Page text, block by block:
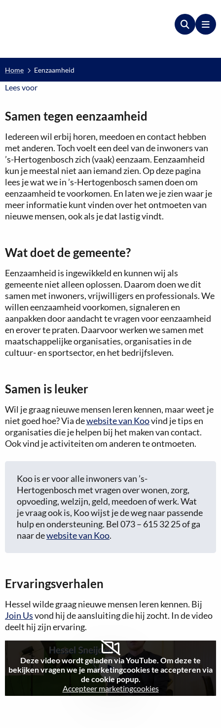
Zoeken
Home Eenzaamheid
Lees voorLees voor
Samen tegen eenzaamheid
Iedereen wil erbij horen, meedoen en contact hebben
met anderen. Toch voelt een deel van de inwoners van
’s-Hertogenbosch zich (vaak) eenzaam. Eenzaamheid
kun je meestal niet aan iemand zien. Op deze pagina
lees je wat we in ’s-Hertogenbosch samen doen om
eenzaamheid te voorkomen. En laten we je zien waar je
meer informatie kunt vinden over het ontmoeten van
nieuwe mensen, ook als je dat lastig vindt.
Wat doet de gemeente?
Eenzaamheid is ingewikkeld en kunnen wij als
gemeente niet alleen oplossen. Daarom doen we dit
samen met inwoners, vrijwilligers en professionals. We
willen eenzaamheid voorkomen, signaleren en
aanpakken door aandacht te vragen voor eenzaamheid
en erover te praten. Daarvoor werken we samen met
maatschappelijke organisaties, organisaties in de
cultuur- en sportsector, en het bedrijfsleven.
Samen is leuker
Wil je graag nieuwe mensen leren kennen, maar weet je
niet goed hoe? Via dewebsite van Koovind je tips en
organisaties die je helpen bij het maken van contact.
Ook vind je activiteiten om anderen te ontmoeten.
Koo is er voor alle inwoners van ’s-
Hertogenbosch met vragen over wonen, zorg,
opvoeding, welzijn, geld, meedoen of werk. Wat
je vraag ook is, Koo wijst je de weg naar passende
hulp en ondersteuning. Bel 073 – 615 32 25 of ga
naar dewebsite van Koo.
Ervaringsverhalen
Hessel wilde graag nieuwe mensen leren kennen. Bij
Join Usvond hij de aansluiting die hij zocht. In de video
deelt hij zijn ervaring.
Bekijk
video
Deze video wordt geladen via YouTube. Om deze te
bekijken vragen we je marketingcookies te accepteren via
de cookie popup.
Accepteer marketingcookies